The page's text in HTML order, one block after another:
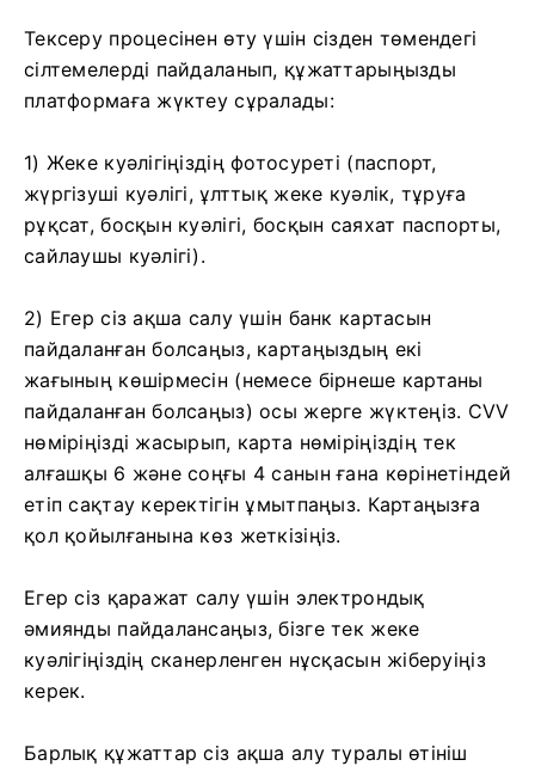
Тексеру процесінен өту үшін сізден төмендегі
сілтемелерді пайдаланып, құжаттарыңызды
платформаға жүктеу сұралады:
1) Жеке куәлігіңіздің фотосуреті (паспорт,
жүргізуші куәлігі, ұлттық жеке куәлік, тұруға
рұқсат, босқын куәлігі, босқын саяхат паспорты,
сайлаушы куәлігі).
2) Егер сіз ақша салу үшін банк картасын
пайдаланған болсаңыз, картаңыздың екі
жағының көшірмесін (немесе бірнеше картаны
пайдаланған болсаңыз) осы жерге жүктеңіз. CVV
нөміріңізді жасырып, карта нөміріңіздің тек
алғашқы 6 және соңғы 4 санын ғана көрінетіндей
етіп сақтау керектігін ұмытпаңыз. Картаңызға
қол қойылғанына көз жеткізіңіз.
Егер сіз қаражат салу үшін электрондық
әмиянды пайдалансаңыз, бізге тек жеке
куәлігіңіздің сканерленген нұсқасын жіберуіңіз
керек.
Барлық құжаттар сіз ақша алу туралы өтініш